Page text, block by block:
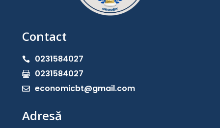
Contact
 0231584027
 0231584027
 economicbt@gmail.com
Adresă